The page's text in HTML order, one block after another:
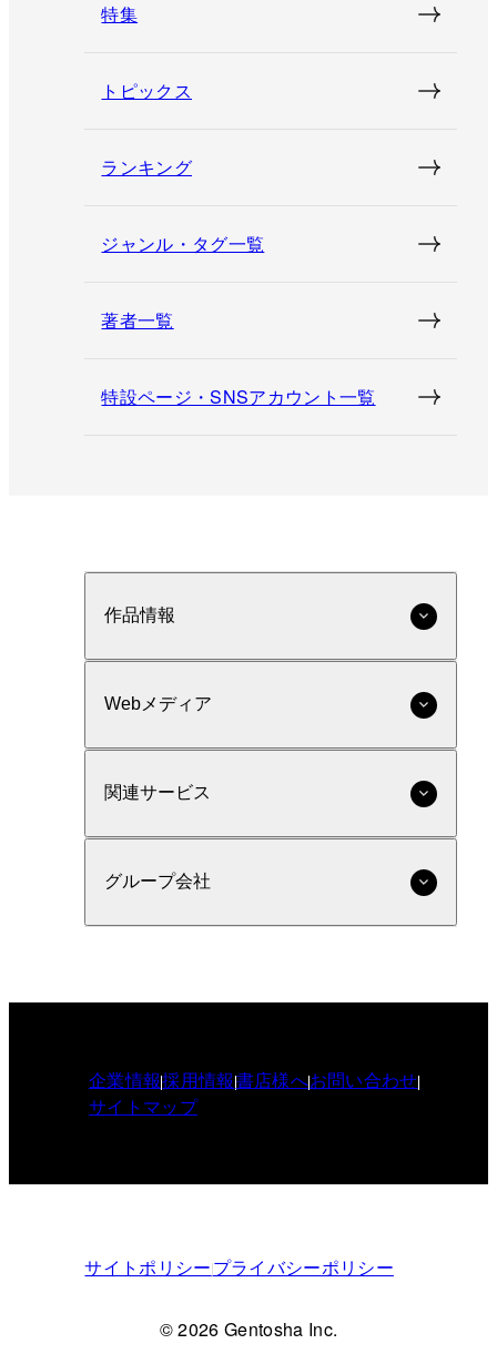
特集
トピックス
ランキング
ジャンル・タグ一覧
著者一覧
特設ページ・SNSアカウント一覧
作品情報
Webメディア
関連サービス
グループ会社
企業情報採用情報書店様へお問い合わせ
サイトマップ
サイトポリシープライバシーポリシー
© 2026 Gentosha Inc.